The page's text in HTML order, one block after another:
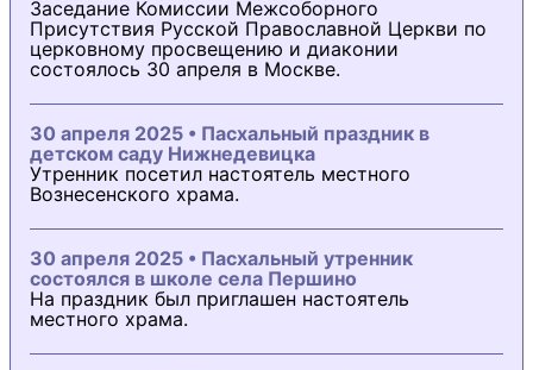
Заседание Комиссии Межсоборного
Присутствия Русской Православной Церкви по
церковному просвещению и диаконии
состоялось 30 апреля в Москве.
30 апреля 2025 • Пасхальный праздник в
детском саду Нижнедевицка
Утренник посетил настоятель местного
Вознесенского храма.
30 апреля 2025 • Пасхальный утренник
состоялся в школе села Першино
На праздник был приглашен настоятель
местного храма.